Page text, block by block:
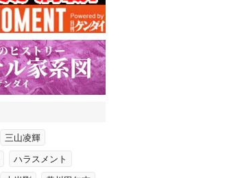
三山凌輝
ハラスメント